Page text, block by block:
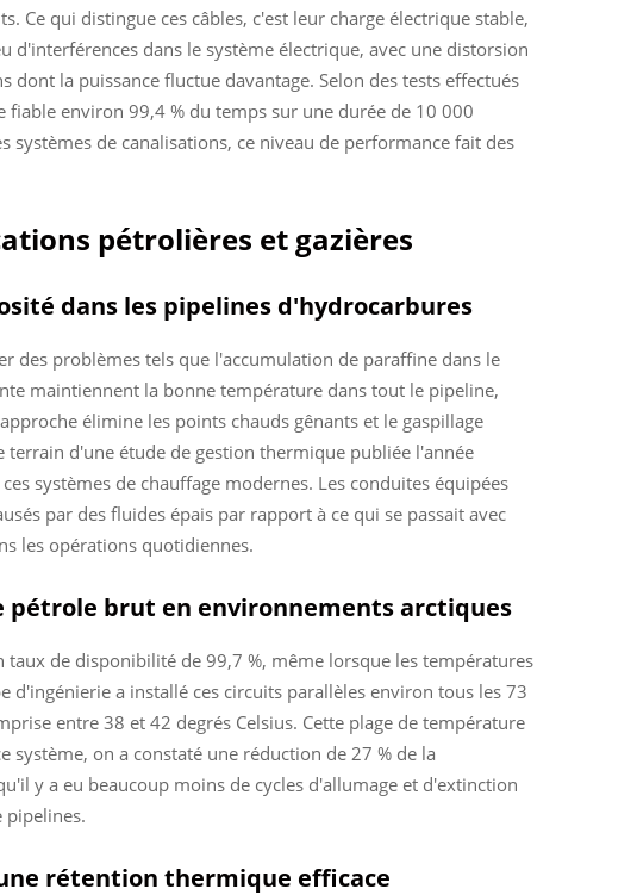
Ce qui distingue ces câbles, c'est leur charge électrique stable,
d'interférences dans le système électrique, avec une distorsion
la puissance fluctue davantage. Selon des tests effectués
environ 99,4 % du temps sur une durée de 10 000
de canalisations, ce niveau de performance fait des
pétrolières et gazières
dans les pipelines d'hydrocarbures
des problèmes tels que l'accumulation de paraffine dans le
maintiennent la bonne température dans tout le pipeline,
élimine les points chauds gênants et le gaspillage
terrain d'une étude de gestion thermique publiée l'année
systèmes de chauffage modernes. Les conduites équipées
par des fluides épais par rapport à ce qui se passait avec
les opérations quotidiennes.
pétrole brut en environnements arctiques
de disponibilité de 99,7 %, même lorsque les températures
d'ingénierie a installé ces circuits parallèles environ tous les 73
entre 38 et 42 degrés Celsius. Cette plage de température
système, on a constaté une réduction de 27 % de la
y a eu beaucoup moins de cycles d'allumage et d'extinction
pipelines.
rétention thermique efficace